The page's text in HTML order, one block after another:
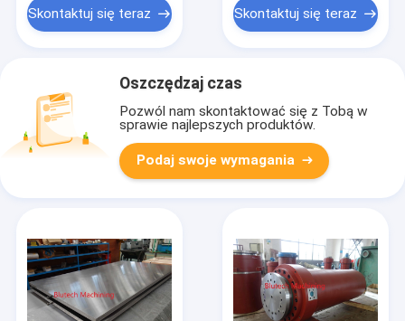
Skontaktuj się teraz Skontaktuj się teraz
Oszczędzaj czas
Pozwól nam skontaktować się z Tobą w
sprawie najlepszych produktów.
Podaj swoje wymagania